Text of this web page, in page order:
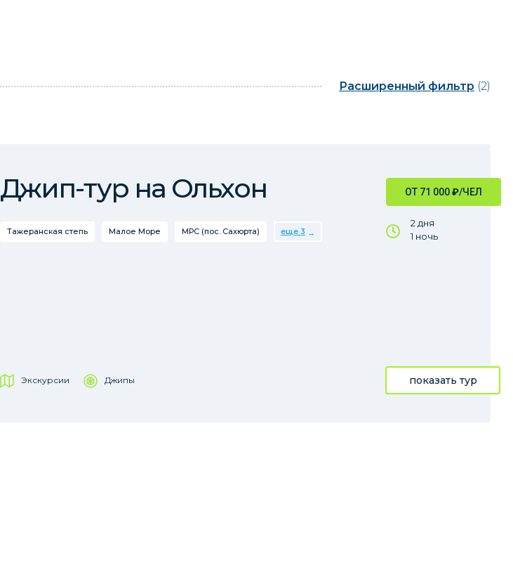
Расширенный фильтр (2)
ОТ 71 000₽/ЧЕЛ
2 дня
1 ночь
Джип-тур на Ольхон
Тажеранская степь Малое Море МРС (пос. Сахюрта) еще 3
Экскурсии Джипы показать тур